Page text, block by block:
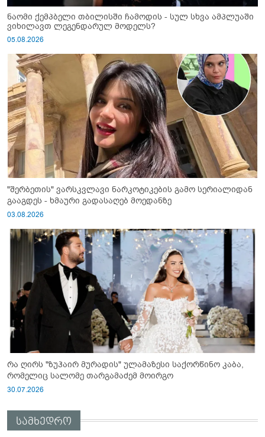
ნაომი ქემპბელი თბილისში ჩამოდის - სულ სხვა ამპლუაში
ვიხილავთ ლეგენდარულ მოდელს?
05.08.2026
"შერბეთის" ვარსკვლავი ნარკოტიკების გამო სერიალიდან
გააგდეს - ხმაური გადასაღებ მოედანზე
03.08.2026
რა ღირს "ზუჰაირ მურადის" ულამაზესი საქორწინო კაბა,
რომელიც სალომე თარგამაძემ მოირგო
30.07.2026
სამხედრო